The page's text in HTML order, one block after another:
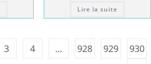
Lire la suite
3 4 … 928 929 930